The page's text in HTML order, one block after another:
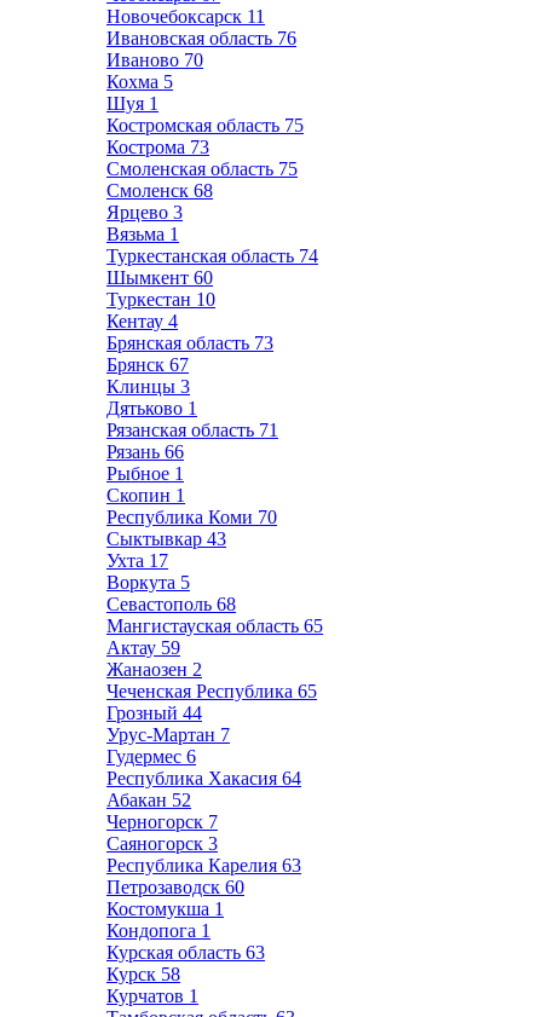
Новочебоксарск 11
Ивановская область 76
Иваново 70
Кохма 5
Шуя 1
Костромская область 75
Кострома 73
Смоленская область 75
Смоленск 68
Ярцево 3
Вязьма 1
Туркестанская область 74
Шымкент 60
Туркестан 10
Кентау 4
Брянская область 73
Брянск 67
Клинцы 3
Дятьково 1
Рязанская область 71
Рязань 66
Рыбное 1
Скопин 1
Республика Коми 70
Сыктывкар 43
Ухта 17
Воркута 5
Севастополь 68
Мангистауская область 65
Актау 59
Жанаозен 2
Чеченская Республика 65
Грозный 44
Урус-Мартан 7
Гудермес 6
Республика Хакасия 64
Абакан 52
Черногорск 7
Саяногорск 3
Республика Карелия 63
Петрозаводск 60
Костомукша 1
Кондопога 1
Курская область 63
Курск 58
Курчатов 1